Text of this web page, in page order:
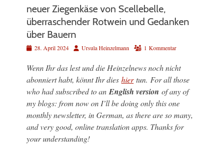
neuer Ziegenkäse von Scellebelle,
überraschender Rotwein und Gedanken
über Bauern
Veröffentlicht
28. April 2024 AutorUrsula Heinzelmann 1 Kommentar
Wenn Ihr das lest und die Heinzelnews noch nicht
abonniert habt, könnt Ihr dies hiertun. For all those
who had subscribed to anEnglish version of any of
my blogs: from now on I’ll be doing only this one
monthly newsletter, in German, as there are so many,
and very good, online translation apps. Thanks for
your understanding!